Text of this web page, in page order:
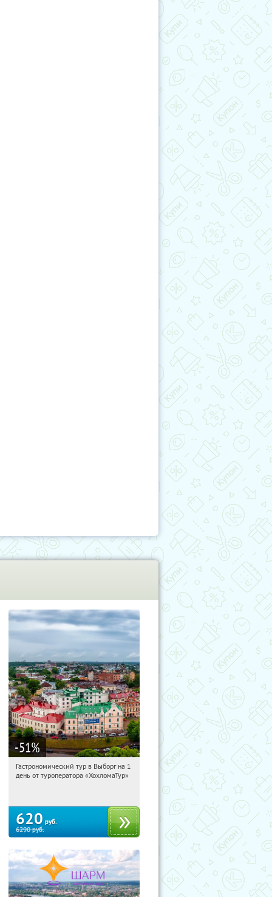
-51%
12:36:11 Купили:5
Гастрономический тур в Выборг на 1
день от туроператора «ХохломаТур»
620 руб.
6290руб.